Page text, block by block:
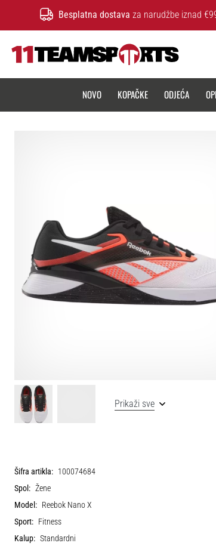
Besplatna dostava za narudžbe iznad
NOVO KOPAČKE ODJEĆA
Prikaži sve
Šifra artikla: 100074684
Spol: Žene
Model: Reebok Nano X
Sport: Fitness
Kalup: Standardni